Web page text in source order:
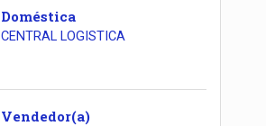
Doméstica
CENTRAL LOGISTICA
Vendedor(a)